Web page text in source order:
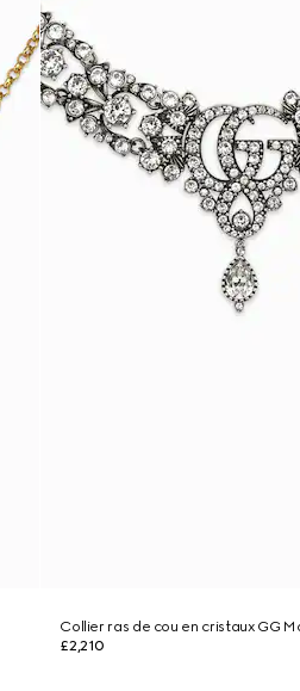
Collier ras de cou en cristaux GG
£2,210